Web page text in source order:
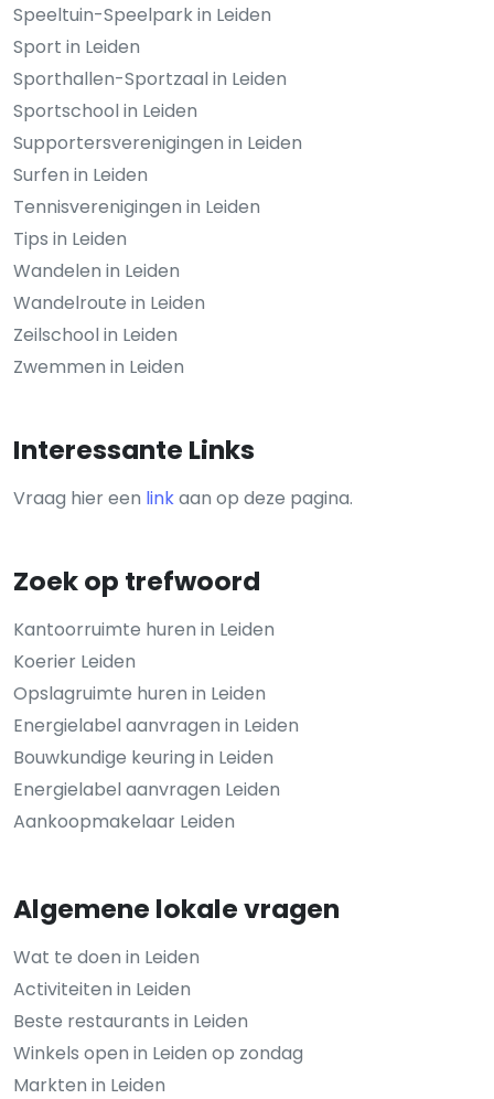
Speeltuin-Speelpark in Leiden
Sport in Leiden
Sporthallen-Sportzaal in Leiden
Sportschool in Leiden
Supportersverenigingen in Leiden
Surfen in Leiden
Tennisverenigingen in Leiden
Tips in Leiden
Wandelen in Leiden
Wandelroute in Leiden
Zeilschool in Leiden
Zwemmen in Leiden
Interessante Links
Vraag hier een linkaan op deze pagina.
Zoek op trefwoord
Kantoorruimte huren in Leiden
Koerier Leiden
Opslagruimte huren in Leiden
Energielabel aanvragen in Leiden
Bouwkundige keuring in Leiden
Energielabel aanvragen Leiden
Aankoopmakelaar Leiden
Algemene lokale vragen
Wat te doen in Leiden
Activiteiten in Leiden
Beste restaurants in Leiden
Winkels open in Leiden op zondag
Markten in Leiden